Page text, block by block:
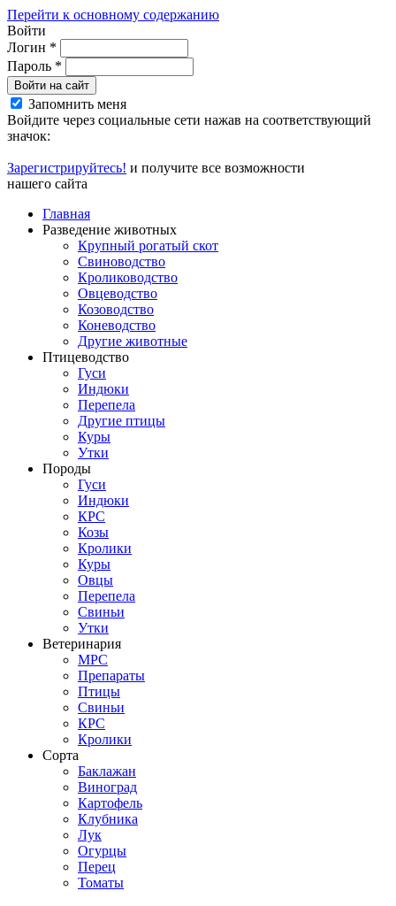
Перейти к основному содержанию
Войти
Логин *
Пароль *
Войти на сайт
Запомнить меня
Войдите через социальные сети нажав на соответствующий
значок:
Зарегистрируйтесь! и получите все возможности
нашего сайта
Главная
Разведение животных
Крупный рогатый скот
Свиноводство
Кролиководство
Овцеводство
Козоводство
Коневодство
Другие животные
Птицеводство
Гуси
Индюки
Перепела
Другие птицы
Куры
Утки
Породы
Гуси
Индюки
КРС
Козы
Кролики
Куры
Овцы
Перепела
Свиньи
Утки
Ветеринария
МРС
Препараты
Птицы
Свиньи
КРС
Кролики
Сорта
Баклажан
Виноград
Картофель
Клубника
Лук
Огурцы
Перец
Томаты